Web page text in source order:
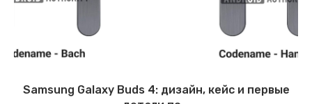
Samsung Galaxy Buds 4: дизайн, кейс и первые